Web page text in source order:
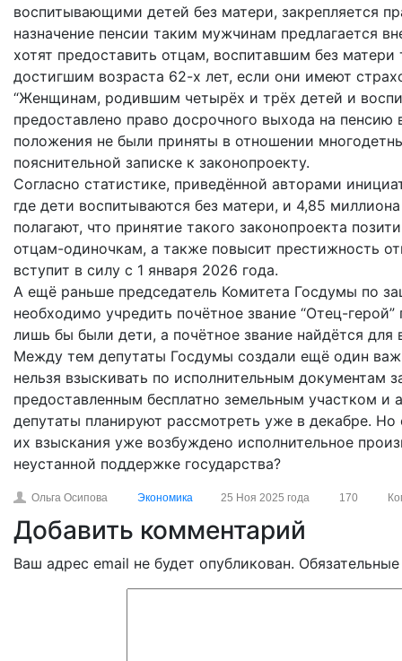
воспитывающими детей без матери, закрепляется
назначение пенсии таким мужчинам предлагается
хотят предоставить отцам, воспитавшим без
достигшим возраста 62-х лет, если они имеют
“Женщинам, родившим четырёх и трёх детей и
предоставлено право досрочного выхода на
положения не были приняты в отношении
пояснительной записке к законопроекту.
Согласно статистике, приведённой авторами
где дети воспитываются без матери, и 4,85
полагают, что принятие такого законопроекта
отцам-одиночкам, а также повысит престижность
вступит в силу с 1 января 2026 года.
А ещё раньше председатель Комитета Госдумы по
необходимо учредить почётное звание “Отец-
лишь бы были дети, а почётное звание найдётся для
Между тем депутаты Госдумы создали ещё один
нельзя взыскивать по исполнительным документам
предоставленным бесплатно земельным участком и
депутаты планируют рассмотреть уже в декабре.
их взыскания уже возбуждено исполнительное
неустанной поддержке государства?
Ольга Осипова Экономика 25 Ноя 2025 года 170
Добавить комментарий
Ваш адрес email не будет опубликован.